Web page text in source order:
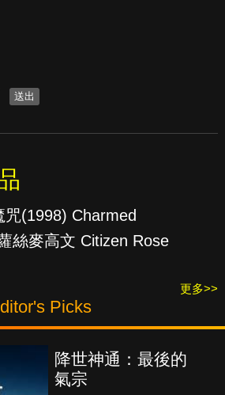
(1998) Charmed
絲麥高文 Citizen Rose
更多>>
Picks
降世神通：最後的
氣宗